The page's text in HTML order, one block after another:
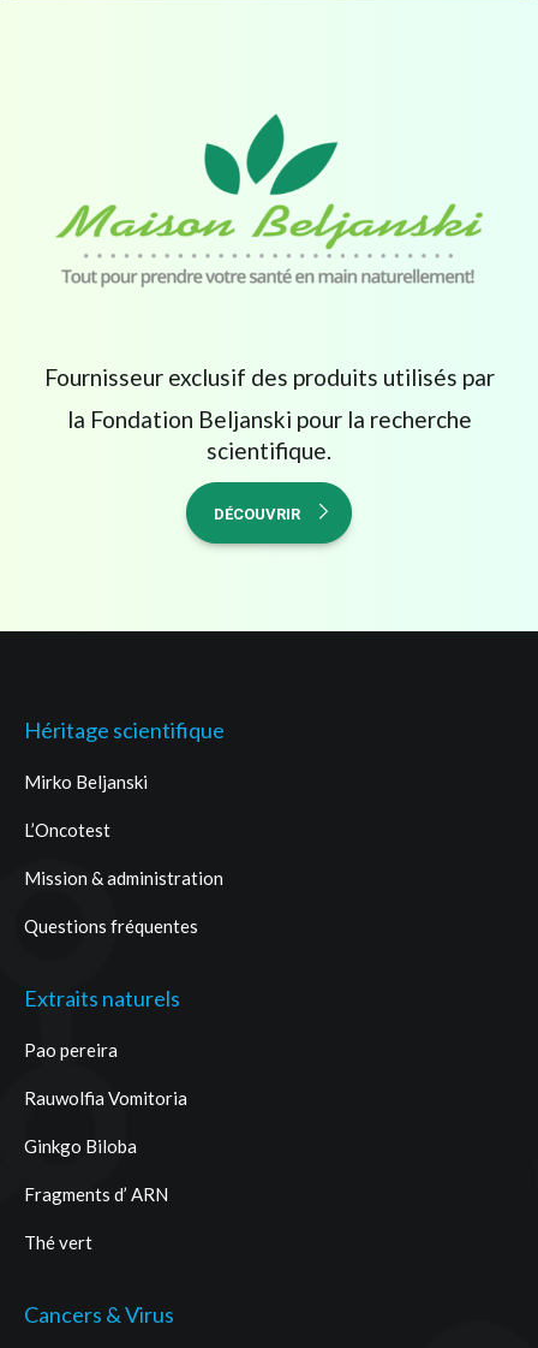
Fournisseur exclusif des produits utilisés par
la Fondation Beljanski pour la recherche
scientifique.
DÉCOUVRIR
Héritage scientifique
Mirko Beljanski
L’Oncotest
Mission & administration
Questions fréquentes
Extraits naturels
Pao pereira
Rauwolfia Vomitoria
Ginkgo Biloba
Fragments d’ ARN
Thé vert
Cancers & Virus